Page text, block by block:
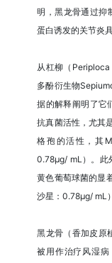
明，黑龙骨通过抑
蛋白诱发的关节炎
从杠柳（
多酚衍生物
据的解释阐明了它
抗真菌活性，尤其
格孢的活性，其
0.78μg/ mL）。此
黄色葡萄球菌的显
沙星：0.78μg/ mL
黑龙骨（香加皮原
被用作治疗风湿